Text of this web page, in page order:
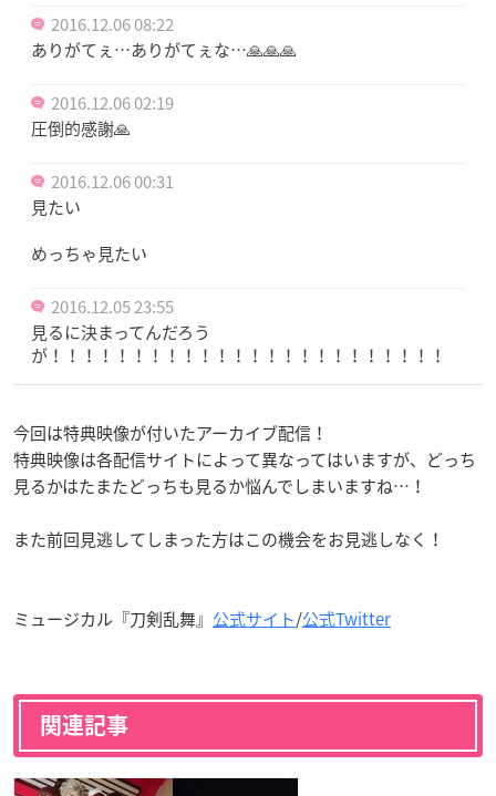
2016.12.06 08:22
ありがてぇ…ありがてぇな…🙏🙏🙏
2016.12.06 02:19
圧倒的感謝🙏
2016.12.06 00:31
見たい
めっちゃ見たい
2016.12.05 23:55
見るに決まってんだろう
が！！！！！！！！！！！！！！！！！！！！！！！！
今回は特典映像が付いたアーカイブ配信！
特典映像は各配信サイトによって異なってはいますが、どっち
見るかはたまたどっちも見るか悩んでしまいますね…！
また前回見逃してしまった方はこの機会をお見逃しなく！
ミュージカル『刀剣乱舞』 公式サイト/公式Twitter
関連記事